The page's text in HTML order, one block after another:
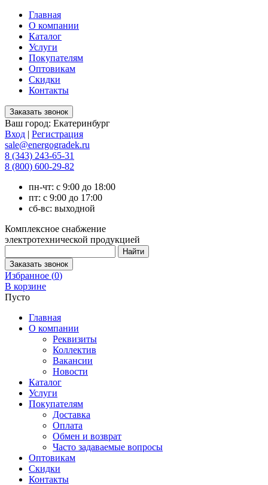
Главная
О компании
Каталог
Услуги
Покупателям
Оптовикам
Скидки
Контакты
Ваш город: Екатеринбург
Вход | Регистрация
sale@energogradek.ru
8 (343) 243-65-31
8 (800) 600-29-82
пн-чт: с 9:00 до 18:00
пт: с 9:00 до 17:00
сб-вс: выходной
Комплексное снабжение
электротехнической продукцией
Избранное (0)
В корзине
Пусто
Главная
О компании
Реквизиты
Коллектив
Вакансии
Новости
Каталог
Услуги
Покупателям
Доставка
Оплата
Обмен и возврат
Часто задаваемые вопросы
Оптовикам
Скидки
Контакты